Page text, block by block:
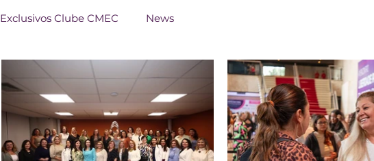
Exclusivos Clube CMEC News